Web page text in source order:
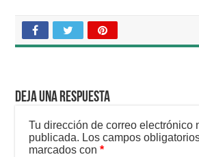
Deja una respuesta
Tu dirección de correo electrónico
publicada. Los campos
marcados con*